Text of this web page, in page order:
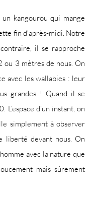
kangourou qui mange
fin d’après-midi. Notre
il se rapproche
ou 3 mètres de nous. On
avec les wallabies : leur
grandes ! Quand il se
d’un instant, on
simplement à observer
liberté devant nous. On
avec la nature que
mais sûrement